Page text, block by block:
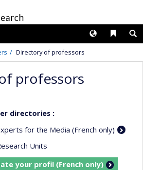
Liens
Langues
Directory of professors
professors
directories :
for the Media (French only)
Units
your profil (French only)